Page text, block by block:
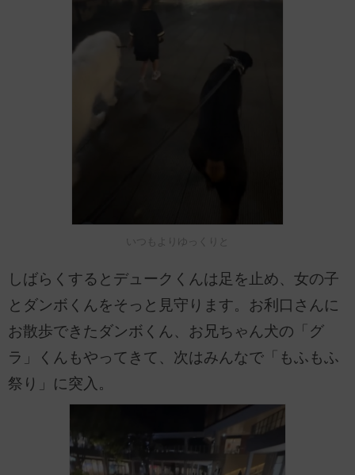
いつもよりゆっくりと
しばらくするとデュークくんは足を止め、女の子
とダンボくんをそっと見守ります。お利口さんに
お散歩できたダンボくん、お兄ちゃん犬の「グ
ラ」くんもやってきて、次はみんなで「もふもふ
祭り」に突入。